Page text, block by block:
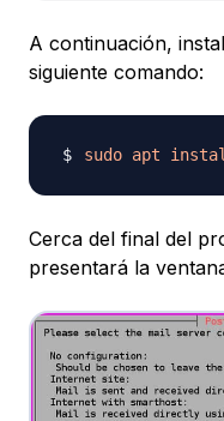
A continuación,
siguiente comando:
sudo apt
Cerca del final del
presentará la